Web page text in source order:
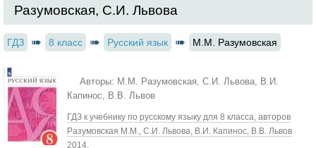
Разумовская, С.И. Львова
ГДЗ 8 класс Русский язык М.М. Разумовская
Авторы: М.М. Разумовская, С.И. Львова, В.И.
Капинос, В.В. Львов
ГДЗ к учебнику по русскому языку для 8 класса, авторов
Разумовская М.М., С.И. Львова, В.И. Капинос, В.В. Львов
2014.